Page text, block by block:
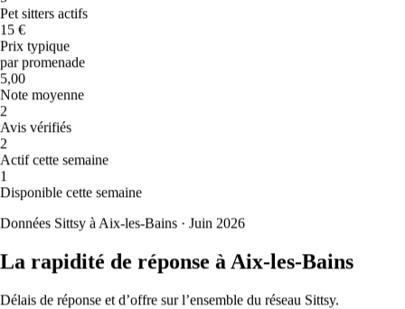
Ven 14
🔥
38°
22 °
Très chaud
Sam 15
36°
Très chaud
☀️
32°
Chaud
Lun 17
⛈️
Pet sitters actifs
15 €
Prix typique
par promenade
5,00
Note moyenne
2
Avis vérifiés
2
Actif cette semaine
1
Disponible cette semaine
Données Sittsy à Aix-les-Bains · Juin 2026
La rapidité de réponse à Aix-les-Bains
Délais de réponse et d’offre sur l’ensemble du réseau Sittsy.